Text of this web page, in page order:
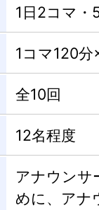
1日2コマ・
1コマ120分
全10回
12名程度
アナウンサ
めに、アナ